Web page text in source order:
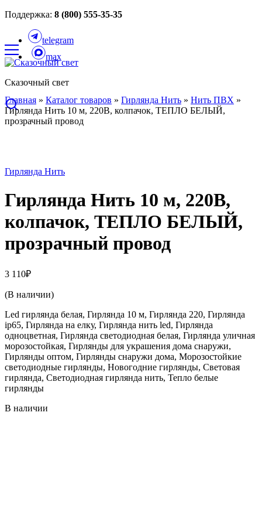
Поддержка: 8 (800) 555-35-35
telegram
max
Сказочный свет
Главная » Каталог товаров » Гирлянда Нить » Нить ПВХ »
Гирлянда Нить 10 м, 220В, колпачок, ТЕПЛО БЕЛЫЙ,
прозрачный провод
Гирлянда Нить
Гирлянда Нить 10 м, 220В,
колпачок, ТЕПЛО БЕЛЫЙ,
прозрачный провод
3 110₽
(В наличии)
Led гирлянда белая, Гирлянда 10 м, Гирлянда 220, Гирлянда
ip65, Гирлянда на елку, Гирлянда нить led, Гирлянда
одноцветная, Гирлянда светодиодная белая, Гирлянда уличная
морозостойкая, Гирлянды для украшения дома снаружи,
Гирлянды оптом, Гирлянды снаружи дома, Морозостойкие
светодиодные гирлянды, Новогодние гирлянды, Световая
гирлянда, Светодиодная гирлянда нить, Тепло белые
гирлянды
В наличии